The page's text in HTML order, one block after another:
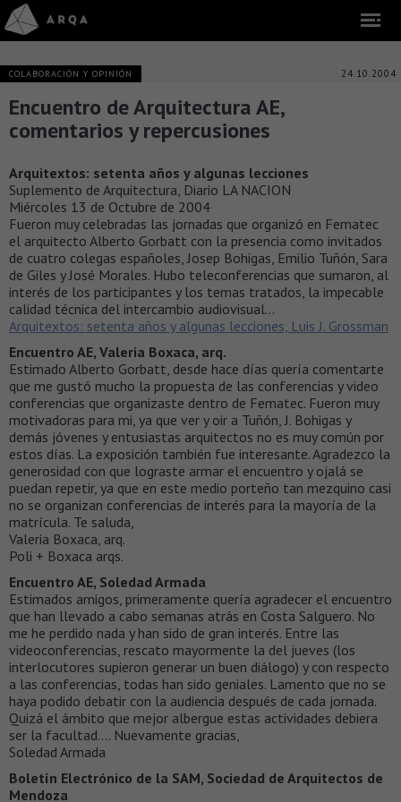
COLABORACIÓN Y OPINIÓN 24.10.2004
Encuentro de Arquitectura AE,
comentarios y repercusiones
Arquitextos: setenta años y algunas lecciones
Suplemento de Arquitectura, Diario LA NACION
Miércoles 13 de Octubre de 2004
Fueron muy celebradas las jornadas que organizó en Fematec
el arquitecto Alberto Gorbatt con la presencia como invitados
de cuatro colegas españoles, Josep Bohigas, Emilio Tuñón, Sara
de Giles y José Morales. Hubo teleconferencias que sumaron, al
interés de los participantes y los temas tratados, la impecable
calidad técnica del intercambio audiovisual…
Arquitextos: setenta años y algunas lecciones, Luis J. Grossman
Encuentro AE, Valeria Boxaca, arq.
Estimado Alberto Gorbatt, desde hace días quería comentarte
que me gustó mucho la propuesta de las conferencias y video
conferencias que organizaste dentro de Fematec. Fueron muy
motivadoras para mi, ya que ver y oir a Tuñón, J. Bohigas y
demás jóvenes y entusiastas arquitectos no es muy común por
estos días. La exposición también fue interesante. Agradezco la
generosidad con que lograste armar el encuentro y ojalá se
puedan repetir, ya que en este medio porteño tan mezquino casi
no se organizan conferencias de interés para la mayoría de la
matrícula. Te saluda,
Valeria Boxaca, arq.
Poli + Boxaca arqs.
Encuentro AE, Soledad Armada
Estimados amigos, primeramente quería agradecer el encuentro
que han llevado a cabo semanas atrás en Costa Salguero. No
me he perdido nada y han sido de gran interés. Entre las
videoconferencias, rescato mayormente la del jueves (los
interlocutores supieron generar un buen diálogo) y con respecto
a las conferencias, todas han sido geniales. Lamento que no se
haya podido debatir con la audiencia después de cada jornada.
Quizá el ámbito que mejor albergue estas actividades debiera
ser la facultad…. Nuevamente gracias,
Soledad Armada
Boletín Electrónico de la SAM, Sociedad de Arquitectos de
Mendoza